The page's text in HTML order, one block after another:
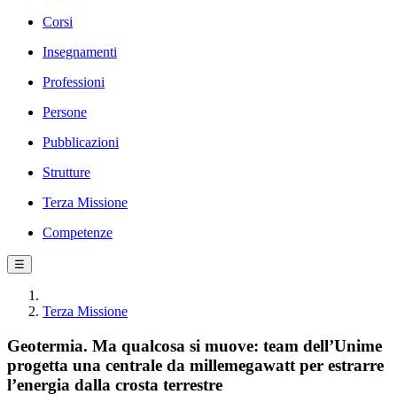
Corsi
Insegnamenti
Professioni
Persone
Pubblicazioni
Strutture
Terza Missione
Competenze
☰
Terza Missione
Geotermia. Ma qualcosa si muove: team dell’Unime
progetta una centrale da millemegawatt per estrarre
l’energia dalla crosta terrestre